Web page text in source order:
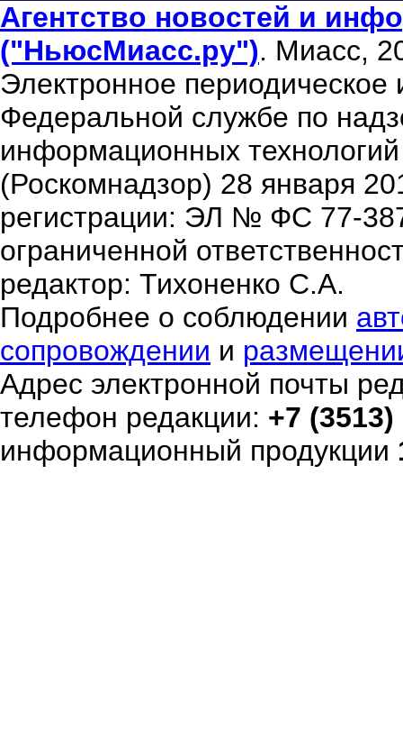
Агентство новостей и
("НьюсМиасс.ру"). Миасс,
Электронное периодическое
Федеральной службе по
информационных
(Роскомнадзор) 28 января
регистрации: ЭЛ № ФС 77-
ограниченной
редактор: Тихоненко С.А.
Подробнее о соблюдении
сопровождении и
Адрес электронной почты
телефон редакции: +7
информационный продукции